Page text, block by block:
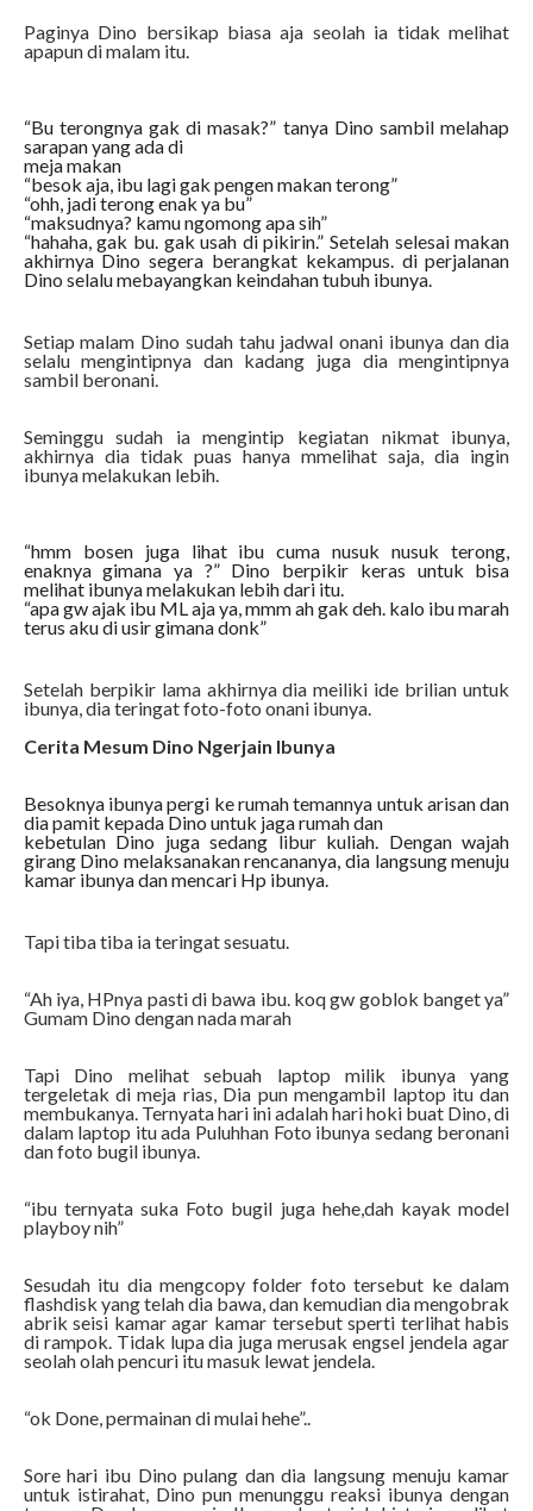
Paginya Dino bersikap biasa aja seolah ia tidak melihat
apapun di malam itu.
“Bu terongnya gak di masak?” tanya Dino sambil melahap
sarapan yang ada di
meja makan
“besok aja, ibu lagi gak pengen makan terong”
“ohh, jadi terong enak ya bu”
“maksudnya? kamu ngomong apa sih”
“hahaha, gak bu. gak usah di pikirin.” Setelah selesai makan
akhirnya Dino segera berangkat kekampus. di perjalanan
Dino selalu mebayangkan keindahan tubuh ibunya.
Setiap malam Dino sudah tahu jadwal onani ibunya dan dia
selalu mengintipnya dan kadang juga dia mengintipnya
sambil beronani.
Seminggu sudah ia mengintip kegiatan nikmat ibunya,
akhirnya dia tidak puas hanya mmelihat saja, dia ingin
ibunya melakukan lebih.
“hmm bosen juga lihat ibu cuma nusuk nusuk terong,
enaknya gimana ya ?” Dino berpikir keras untuk bisa
melihat ibunya melakukan lebih dari itu.
“apa gw ajak ibu ML aja ya, mmm ah gak deh. kalo ibu marah
terus aku di usir gimana donk”
Setelah berpikir lama akhirnya dia meiliki ide brilian untuk
ibunya, dia teringat foto-foto onani ibunya.
Cerita Mesum Dino Ngerjain Ibunya
Besoknya ibunya pergi ke rumah temannya untuk arisan dan
dia pamit kepada Dino untuk jaga rumah dan
kebetulan Dino juga sedang libur kuliah. Dengan wajah
girang Dino melaksanakan rencananya, dia langsung menuju
kamar ibunya dan mencari Hp ibunya.
Tapi tiba tiba ia teringat sesuatu.
“Ah iya, HPnya pasti di bawa ibu. koq gw goblok banget ya”
Gumam Dino dengan nada marah
Tapi Dino melihat sebuah laptop milik ibunya yang
tergeletak di meja rias, Dia pun mengambil laptop itu dan
membukanya. Ternyata hari ini adalah hari hoki buat Dino, di
dalam laptop itu ada Puluhhan Foto ibunya sedang beronani
dan foto bugil ibunya.
“ibu ternyata suka Foto bugil juga hehe,dah kayak model
playboy nih”
Sesudah itu dia mengcopy folder foto tersebut ke dalam
flashdisk yang telah dia bawa, dan kemudian dia mengobrak
abrik seisi kamar agar kamar tersebut sperti terlihat habis
di rampok. Tidak lupa dia juga merusak engsel jendela agar
seolah olah pencuri itu masuk lewat jendela.
“ok Done, permainan di mulai hehe”..
Sore hari ibu Dino pulang dan dia langsung menuju kamar
untuk istirahat, Dino pun menunggu reaksi ibunya dengan